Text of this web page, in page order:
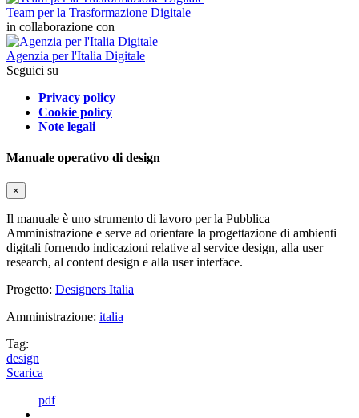
Team per la Trasformazione Digitale
in collaborazione con
Agenzia per l'Italia Digitale
Seguici su
Privacy policy
Cookie policy
Note legali
Manuale operativo di design
×
Il manuale è uno strumento di lavoro per la Pubblica
Amministrazione e serve ad orientare la progettazione di ambienti
digitali fornendo indicazioni relative al service design, alla user
research, al content design e alla user interface.
Progetto: Designers Italia
Amministrazione: italia
Tag:
design
Scarica
pdf